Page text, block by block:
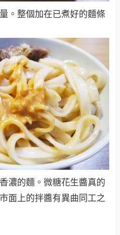
。整個加在已煮好的麵條
濃的麵。微糖花生醬真的
面上的拌醬有異曲同工之